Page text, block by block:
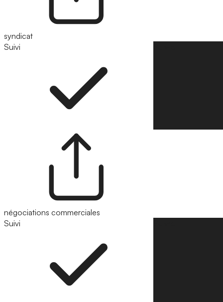
syndicat
Suivi
négociations commerciales
Suivi